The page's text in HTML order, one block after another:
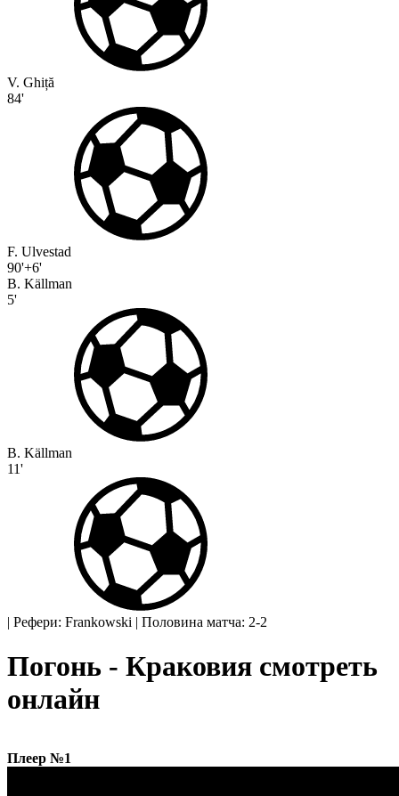
V. Ghiță
84'
F. Ulvestad
90'+6'
B. Källman
5'
B. Källman
11'
| Рефери: Frankowski | Половина матча: 2-2
Погонь - Краковия смотреть
онлайн
Плеер №1